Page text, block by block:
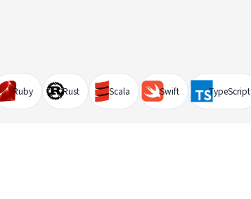
Ruby Rust Scala Swift TypeScript